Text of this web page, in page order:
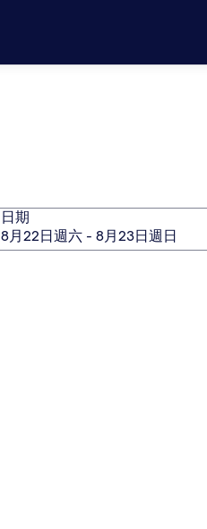
日期